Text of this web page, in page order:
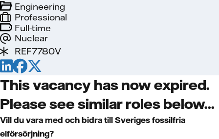
Full-time
Nuclear
Engineering
Professional
REF7780V
This vacancy has now expired.
Please see similar roles below...
Vill du vara med och bidra till Sveriges fossilfria
elförsörjning?